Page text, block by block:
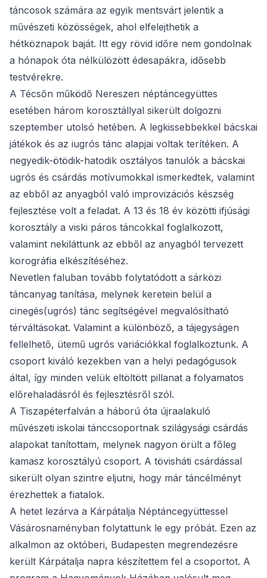
táncosok számára az egyik mentsvárt jelentik a
művészeti közösségek, ahol elfelejthetik a
hétköznapok baját. Itt egy rövid időre nem gondolnak
a hónapok óta nélkülözött édesapákra, idősebb
testvérekre.
A Técsőn működő Nereszen néptáncegyüttes
esetében három korosztállyal sikerült dolgozni
szeptember utolsó hetében. A legkissebbekkel bácskai
játékok és az iugrós tánc alapjai voltak terítéken. A
negyedik-ötödik-hatodik osztályos tanulók a bácskai
ugrós és csárdás motívumokkal ismerkedtek, valamint
az ebből az anyagból való improvizációs készség
fejlesztése volt a feladat. A 13 és 18 év közötti ifjúsági
korosztály a viski páros táncokkal foglalkozott,
valamint nekiláttunk az ebből az anyagból tervezett
korográfia elkészítéséhez.
Nevetlen faluban tovább folytatódott a sárközi
táncanyag tanítása, melynek keretein belül a
cinegés(ugrós) tánc segítségével megvalósítható
térváltásokat. Valamint a különböző, a tájegyságen
fellelhető, ütemű ugrós variációkkal foglalkoztunk. A
csoport kiváló kezekben van a helyi pedagógusok
által, így minden velük eltöltött pillanat a folyamatos
előrehaladásról és fejlesztésről szól.
A Tiszapéterfalván a háború óta újraalakuló
művészeti iskolai tánccsoportnak szilágysági csárdás
alapokat tanítottam, melynek nagyon örült a főleg
kamasz korosztályú csoport. A tövisháti csárdással
sikerült olyan szintre eljutni, hogy már táncélményt
érezhettek a fiatalok.
A hetet lezárva a Kárpátalja Néptáncegyüttessel
Vásárosnaményban folytattunk le egy próbát. Ezen az
alkalmon az októberi, Budapesten megrendezésre
került Kárpátalja napra készítettem fel a csoportot. A